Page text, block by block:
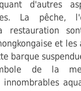
d'autres
La pêche,
restauration
et les
barque
de la
innombrables